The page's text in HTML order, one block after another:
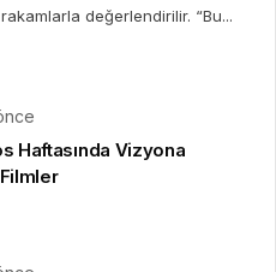
değerlendirilir. “Bu...
Haftasında Vizyona